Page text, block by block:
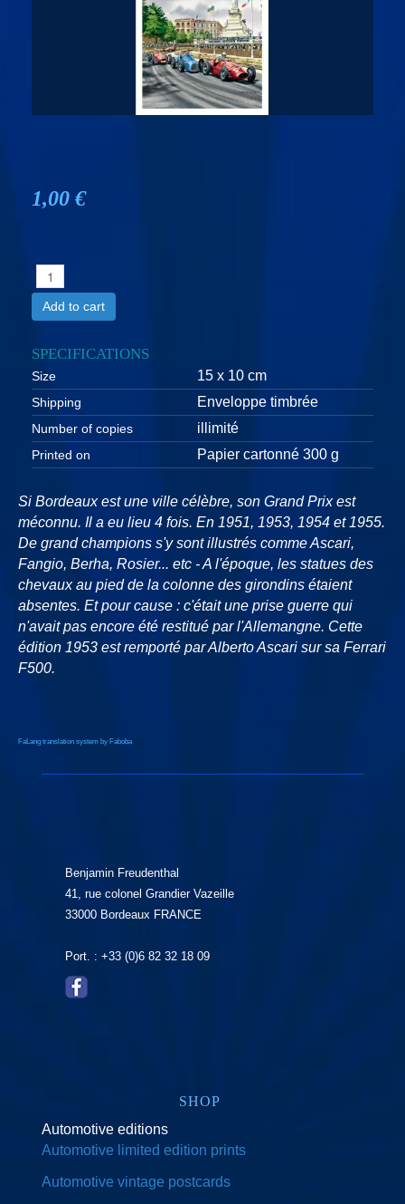
1,00 €
Add to cart
SPECIFICATIONS
Size 15 x 10 cm
Shipping Enveloppe timbrée
Number of copies illimité
Printed on Papier cartonné 300 g
Si Bordeaux est une ville célèbre, son Grand Prix est
méconnu. Il a eu lieu 4 fois. En 1951, 1953, 1954 et 1955.
De grand champions s'y sont illustrés comme Ascari,
Fangio, Berha, Rosier... etc - A l'époque, les statues des
chevaux au pied de la colonne des girondins étaient
absentes. Et pour cause : c'était une prise guerre qui
n'avait pas encore été restitué par l'Allemangne. Cette
édition 1953 est remporté par Alberto Ascari sur sa Ferrari
F500.
FaLang translation system by Faboba
Benjamin Freudenthal
41, rue colonel Grandier Vazeille
33000 Bordeaux FRANCE
Port. : +33 (0)6 82 32 18 09
SHOP
Automotive editions
Automotive limited edition prints
Automotive vintage postcards